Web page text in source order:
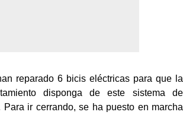
reparado 6 bicis eléctricas para que la
disponga de este sistema de
Para ir cerrando, se ha puesto en marcha